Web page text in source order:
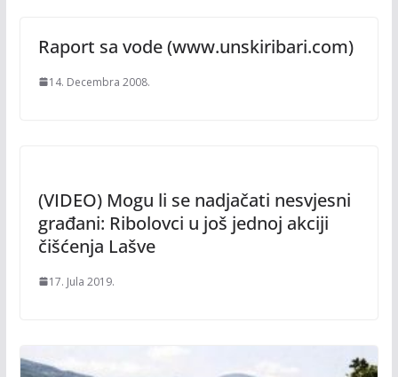
Raport sa vode (www.unskiribari.com)
14. Decembra 2008.
(VIDEO) Mogu li se nadjačati nesvjesni
građani: Ribolovci u još jednoj akciji
čišćenja Lašve
17. Jula 2019.